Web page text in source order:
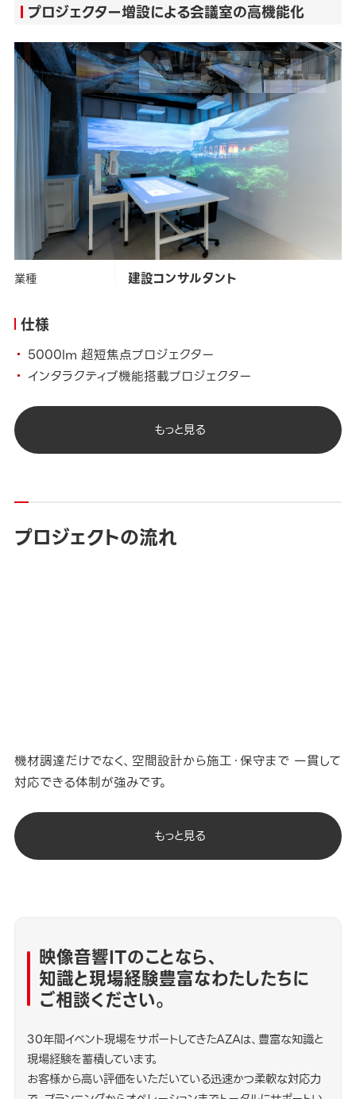
プロジェクター増設による会議室の高機能化
カテゴリー オフィス
#プロジェクター
クライアント 中央復建コンサルタンツ株式会社
業種 建設コンサルタント
仕様
5000lm 超短焦点プロジェクター
インタラクティブ機能搭載プロジェクター
もっと見る
プロジェクトの流れ
機材調達だけでなく、空間設計から施工・保守まで 一貫して
対応できる体制が強みです。
もっと見る
映像音響ITのことなら、
知識と現場経験豊富なわたしたちに
ご相談ください。
30年間イベント現場をサポートしてきたAZAは、豊富な知識と
現場経験を蓄積しています。
お客様から高い評価をいただいている迅速かつ柔軟な対応力